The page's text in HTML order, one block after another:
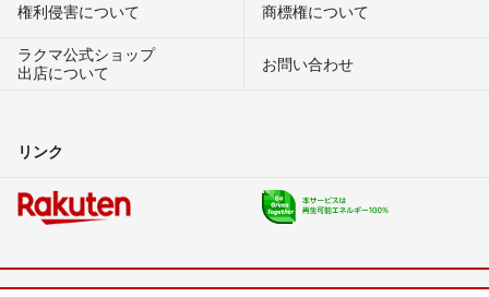
権利侵害について
商標権について
ラクマ公式ショップ
出店について
お問い合わせ
リンク